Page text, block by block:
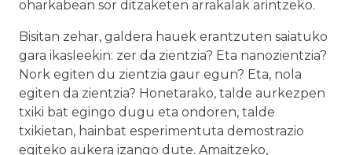
oharkabean sor ditzaketen arrakalak arintzeko.
Bisitan zehar, galdera hauek erantzuten saiatuko
gara ikasleekin: zer da zientzia? Eta nanozientzia?
Nork egiten du zientzia gaur egun? Eta, nola
egiten da zientzia? Honetarako, talde aurkezpen
txiki bat egingo dugu eta ondoren, talde
txikietan, hainbat esperimentuta demostrazio
egiteko aukera izango dute. Amaitzeko,